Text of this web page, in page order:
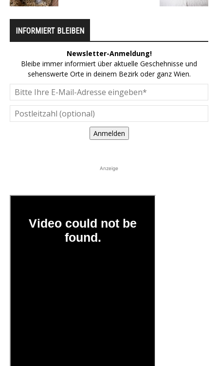
INFORMIERT BLEIBEN
Newsletter-Anmeldung!
Bleibe immer informiert über aktuelle Geschehnisse und
sehenswerte Orte in deinem Bezirk oder ganz Wien.
Anmelden
Anzeige